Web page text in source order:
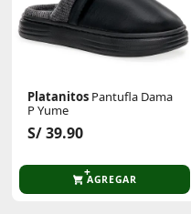
Platanitos Pantufla Dama
P Yume
S/ 39.90
AGREGAR